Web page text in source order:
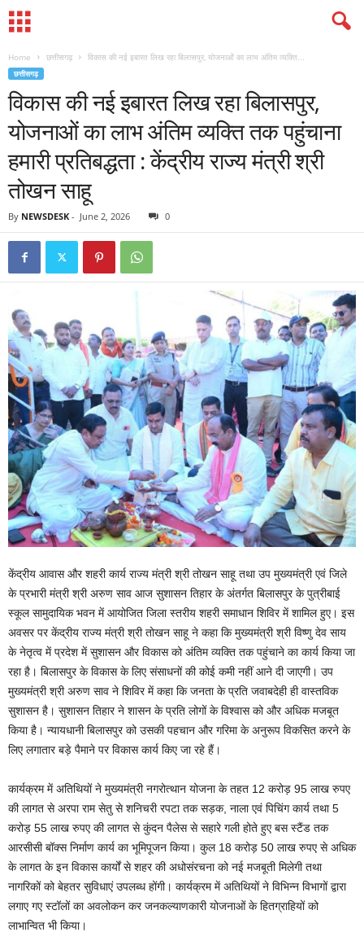
Home छत्तीसगढ़ विकास की नई इबारत लिख रहा बिलासपुर, योजनाओं का लाभ अंतिम व्यक्ति...
छत्तीसगढ़
विकास की नई इबारत लिख रहा बिलासपुर,
योजनाओं का लाभ अंतिम व्यक्ति तक पहुंचाना
हमारी प्रतिबद्धता : केंद्रीय राज्य मंत्री श्री
तोखन साहू
By NEWSDESK - June 2, 2026 0
केंद्रीय आवास और शहरी कार्य राज्य मंत्री श्री तोखन साहू तथा उप मुख्यमंत्री एवं जिले
के प्रभारी मंत्री श्री अरुण साव आज सुशासन तिहार के अंतर्गत बिलासपुर के पुत्रीबाई
स्कूल सामुदायिक भवन में आयोजित जिला स्तरीय शहरी समाधान शिविर में शामिल हुए। इस
अवसर पर केंद्रीय राज्य मंत्री श्री तोखन साहू ने कहा कि मुख्यमंत्री श्री विष्णु देव साय
के नेतृत्व में प्रदेश में सुशासन और विकास को अंतिम व्यक्ति तक पहुंचाने का कार्य किया जा
रहा है। बिलासपुर के विकास के लिए संसाधनों की कोई कमी नहीं आने दी जाएगी। उप
मुख्यमंत्री श्री अरुण साव ने शिविर में कहा कि जनता के प्रति जवाबदेही ही वास्तविक
सुशासन है। सुशासन तिहार ने शासन के प्रति लोगों के विश्वास को और अधिक मजबूत
किया है। न्यायधानी बिलासपुर को उसकी पहचान और गरिमा के अनुरूप विकसित करने के
लिए लगातार बड़े पैमाने पर विकास कार्य किए जा रहे हैं।
कार्यक्रम में अतिथियों ने मुख्यमंत्री नगरोत्थान योजना के तहत 12 करोड़ 95 लाख रुपए
की लागत से अरपा राम सेतु से शनिचरी रपटा तक सड़क, नाला एवं पिचिंग कार्य तथा 5
करोड़ 55 लाख रुपए की लागत से कुंदन पैलेस से सहारे गली होते हुए बस स्टैंड तक
आरसीसी बॉक्स निर्माण कार्य का भूमिपूजन किया। कुल 18 करोड़ 50 लाख रुपए से अधिक
के लागत के इन विकास कार्यों से शहर की अधोसंरचना को नई मजबूती मिलेगी तथा
नागरिकों को बेहतर सुविधाएं उपलब्ध होंगी। कार्यक्रम में अतिथियों ने विभिन्न विभागों द्वारा
लगाए गए स्टॉलों का अवलोकन कर जनकल्याणकारी योजनाओं के हितग्राहियों को
लाभान्वित भी किया।